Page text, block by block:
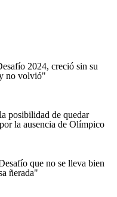
2024, creció sin su
no volvió"
posibilidad de quedar
la ausencia de Olímpico
que no se lleva bien
ñerada"